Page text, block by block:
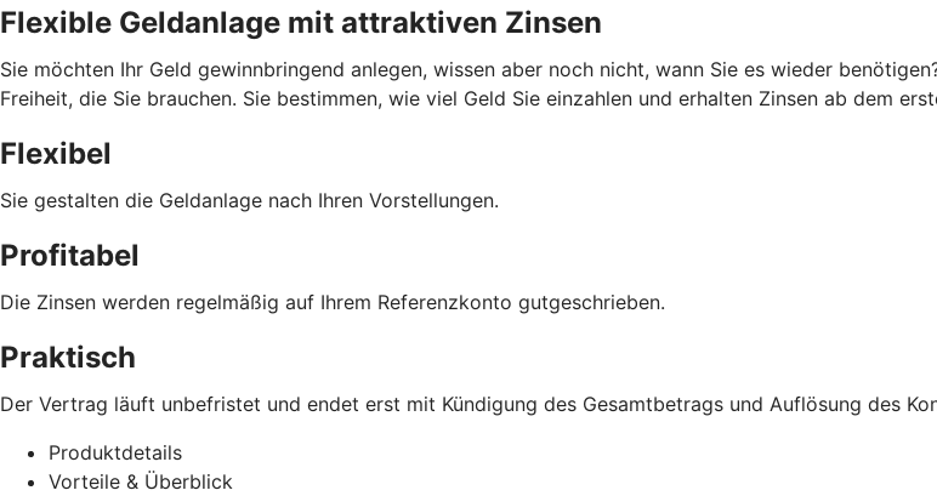
Flexible Geldanlage mit attraktiven Zinsen
Sie möchten Ihr Geld gewinnbringend anlegen, wissen aber noch nicht, wann Sie es wieder
Freiheit, die Sie brauchen. Sie bestimmen, wie viel Geld Sie einzahlen und erhalten Zinsen ab dem
Flexibel
Sie gestalten die Geldanlage nach Ihren Vorstellungen.
Profitabel
Die Zinsen werden regelmäßig auf Ihrem Referenzkonto gutgeschrieben.
Praktisch
Der Vertrag läuft unbefristet und endet erst mit Kündigung des Gesamtbetrags und Auflösung des
Produktdetails
Vorteile & Überblick